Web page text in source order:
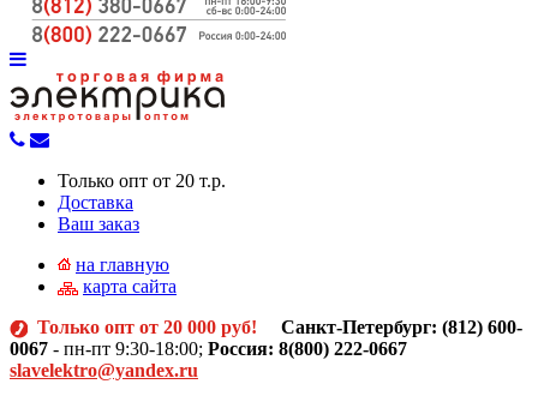
Только опт от 20 т.р.
Доставка
Ваш заказ
на главную
карта сайта
Только опт от 20 000 руб! Санкт-Петербург: (812) 600-
0067 - пн-пт 9:30-18:00; Россия: 8(800) 222-0667
slavelektro@yandex.ru